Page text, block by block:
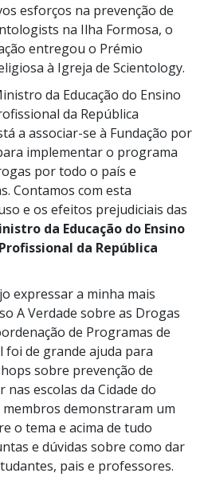
esforços na prevenção de
na Ilha Formosa, o
entregou o Prémio
à Igreja de Scientology.
da Educação do Ensino
da República
a associar-se à Fundação por
implementar o programa
por todo o país e
Contamos com esta
e os efeitos prejudiciais das
da Educação do Ensino
da República
expressar a minha mais
A Verdade sobre as Drogas
de Programas de
foi de grande ajuda para
sobre prevenção de
escolas da Cidade do
demonstraram um
o tema e acima de tudo
e dúvidas sobre como dar
pais e professores.